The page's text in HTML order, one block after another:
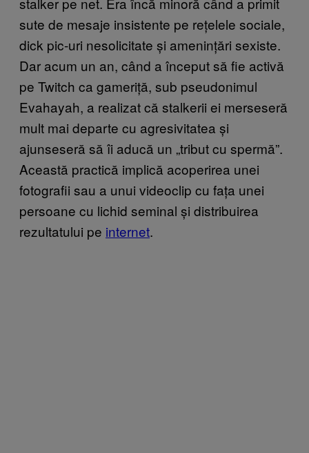
sute de mesaje insistente pe rețelele sociale,
dick pic-uri nesolicitate și amenințări sexiste.
Dar acum un an, când a început să fie activă
pe Twitch ca gameriță, sub pseudonimul
Evahayah, a realizat că stalkerii ei merseseră
mult mai departe cu agresivitatea și
ajunseseră să îi aducă un „tribut cu spermă”.
Această practică implică acoperirea unei
fotografii sau a unui videoclip cu fața unei
persoane cu lichid seminal și distribuirea
rezultatului pe internet.